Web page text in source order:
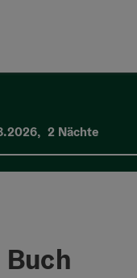
, 2 Nächte